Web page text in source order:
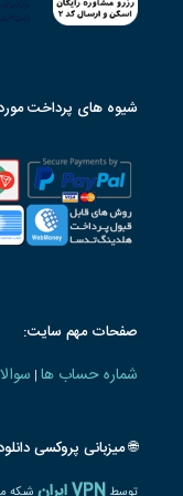
شیوه های پرداخت
صفحات مهم سایت:
شماره حساب ها |
🌐 میزبانی پروکسی